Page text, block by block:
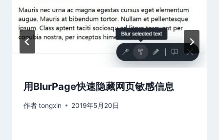
用BlurPage快速隐藏网页敏感信息
作者tongxin 2019年5月20日